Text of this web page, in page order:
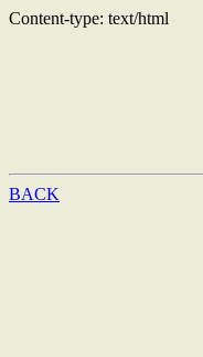
Content-type: text/html
BACK